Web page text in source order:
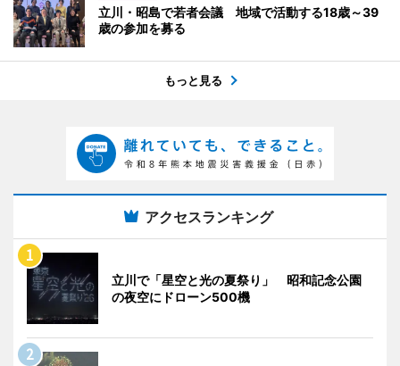
立川・昭島で若者会議 地域で活動する18歳～39
歳の参加を募る
もっと見る
アクセスランキング
立川で「星空と光の夏祭り」 昭和記念公園
の夜空にドローン500機